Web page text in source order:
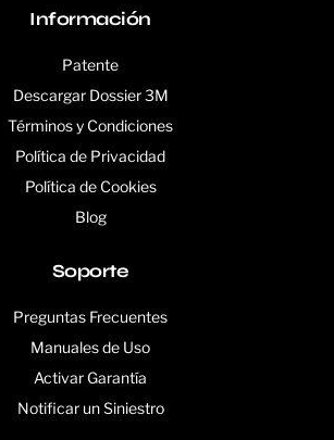
Información
Patente
Descargar Dossier 3M
Términos y Condiciones
Política de Privacidad
Política de Cookies
Blog
Soporte
Preguntas Frecuentes
Manuales de Uso
Activar Garantía
Notificar un Siniestro